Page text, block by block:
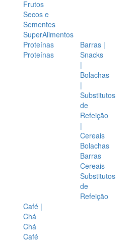
Frutos
Secos e
Sementes
SuperAlimentos
Proteínas
Proteínas
Barras |
Snacks
|
Bolachas
|
Substitutos
de
Refeição
|
Cereais
Bolachas
Barras
Cereais
Substitutos
de
Refeição
Café |
Chá
Chá
Café